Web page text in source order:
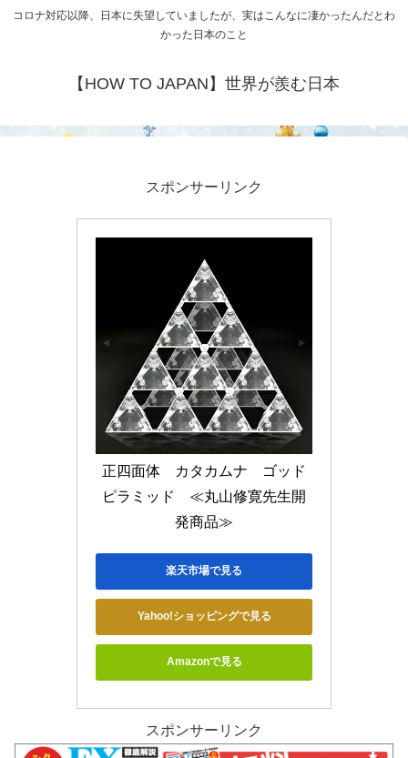
コロナ対応以降、日本に失望していましたが、実はこんなに凄かったんだとわ
かった日本のこと
【HOW TO JAPAN】世界が羨む日本
スポンサーリンク
正四面体　カタカムナ　ゴッド
ピラミッド　≪丸山修寛先生開
発商品≫
楽天市場で見る
Yahoo!ショッピングで見る
Amazonで見る
スポンサーリンク